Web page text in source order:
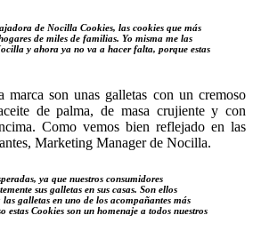
de Nocilla Cookies, las cookies que más
de miles de familias. Yo misma me las
y ahora ya no va a hacer falta, porque estas
son unas galletas con un cremoso
de palma, de masa crujiente y con
Como vemos bien reflejado en las
Marketing Manager de Nocilla.
ya que nuestros consumidores
sus galletas en sus casas. Son ellos
galletas en uno de los acompañantes más
estas Cookies son un homenaje a todos nuestros